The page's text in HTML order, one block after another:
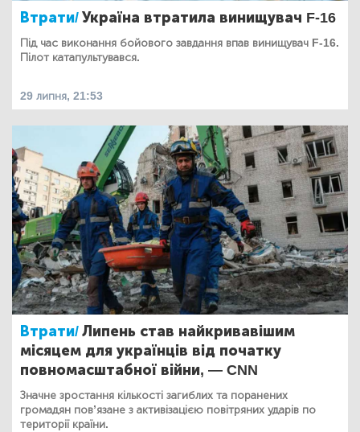
Втрати/Україна втратила винищувач F-16
Під час виконання бойового завдання впав винищувач F-16.
Пілот катапультувався.
29 липня, 21:53
Втрати/Липень став найкривавішим
місяцем для українців від початку
повномасштабної війни, — CNN
Значне зростання кількості загиблих та поранених
громадян пов’язане з активізацією повітряних ударів по
території країни.